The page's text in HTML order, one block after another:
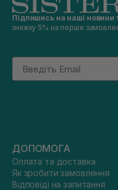
Підпишись на наші новини
знижку 5% на перше
Email
ДОПОМОГА
Оплата та доставка
Як зробити замовлення
Відповіді на запитання